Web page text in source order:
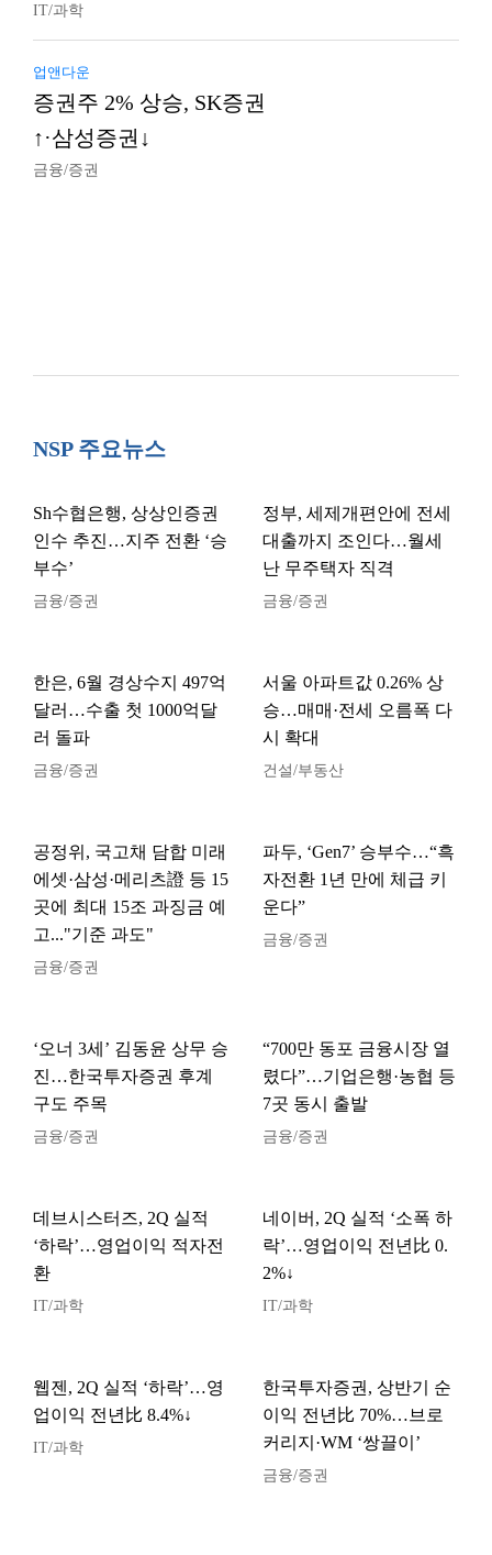
IT/과학
업앤다운
증권주 2% 상승, SK증권
↑·삼성증권↓
금융/증권
NSP 주요뉴스
Sh수협은행, 상상인증권
인수 추진…지주 전환 ‘승
부수’
금융/증권
정부, 세제개편안에 전세
대출까지 조인다…월세
난 무주택자 직격
금융/증권
한은, 6월 경상수지 497억
달러…수출 첫 1000억달
러 돌파
금융/증권
서울 아파트값 0.26% 상
승…매매·전세 오름폭 다
시 확대
건설/부동산
공정위, 국고채 담합 미래
에셋·삼성·메리츠證 등 15
곳에 최대 15조 과징금 예
고..."기준 과도"
금융/증권
파두, ‘Gen7’ 승부수…“흑
자전환 1년 만에 체급 키
운다”
금융/증권
‘오너 3세’ 김동윤 상무 승
진…한국투자증권 후계
구도 주목
금융/증권
“700만 동포 금융시장 열
렸다”…기업은행·농협 등
7곳 동시 출발
금융/증권
데브시스터즈, 2Q 실적
‘하락’…영업이익 적자전
환
IT/과학
네이버, 2Q 실적 ‘소폭 하
락’…영업이익 전년比 0.
2%↓
IT/과학
웹젠, 2Q 실적 ‘하락’…영
업이익 전년比 8.4%↓
IT/과학
한국투자증권, 상반기 순
이익 전년比 70%…브로
커리지·WM ‘쌍끌이’
금융/증권